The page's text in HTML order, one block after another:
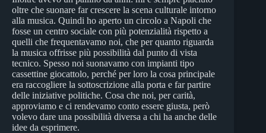
oltre che suonare far crescere la scena culturale intorno
alla musica. Quindi ho aperto un circolo a Napoli che
fosse un centro sociale con più potenzialità rispetto a
quelli che frequentavamo noi, che per quanto riguarda
la musica offrisse più possibilità dal punto di vista
tecnico. Spesso noi suonavamo con impianti tipo
cassettine giocattolo, perché per loro la cosa principale
era raccogliere la sottoscrizione alla porta e far partire
delle iniziative politiche. Cosa che noi, per carità,
approviamo e ci rendevamo conto essere giusta, però
volevo dare una possibilità diversa a chi ha anche delle
idee da esprimere.